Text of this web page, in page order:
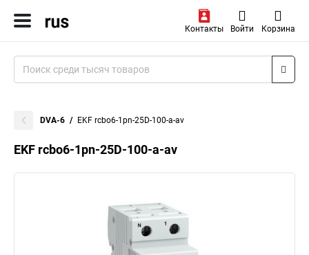
Контакты Войти Корзина
DVA-6 EKF rcbo6-1pn-25D-100-a-av
EKF rcbo6-1pn-25D-100-a-av